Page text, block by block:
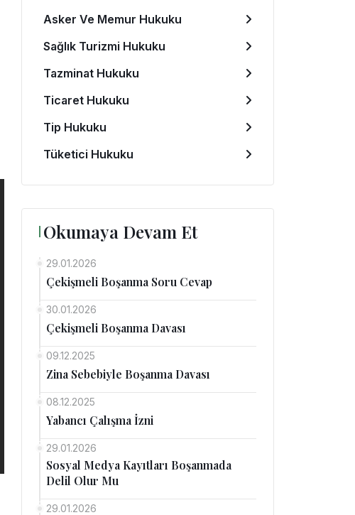
Asker Ve Memur Hukuku
Sağlık Turizmi Hukuku
Tazminat Hukuku
Ticaret Hukuku
Tip Hukuku
Tüketici Hukuku
Okumaya Devam Et
29.01.2026
Çekişmeli Boşanma Soru Cevap
30.01.2026
Çekişmeli Boşanma Davası
09.12.2025
Zina Sebebiyle Boşanma Davası
08.12.2025
Yabancı Çalışma İzni
29.01.2026
Sosyal Medya Kayıtları Boşanmada
Delil Olur Mu
29.01.2026